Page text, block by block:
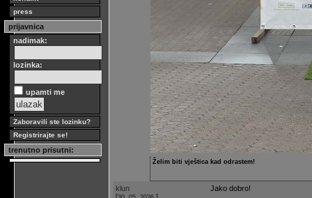
press
prijavnica
nadimak:
lozinka:
upamti me
Zaboravili ste lozinku?
Registrirajte se!
trenutno prisutni:
Želim biti vještica kad odrastem!
klun
Jako dobro!